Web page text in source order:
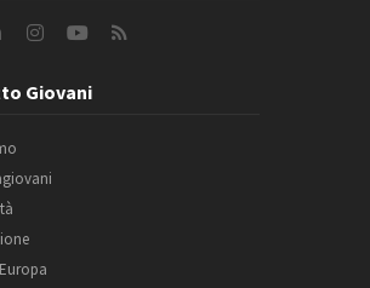
Giovani